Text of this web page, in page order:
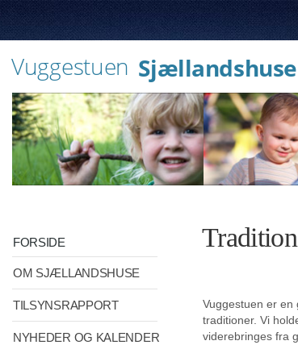
Vuggestuen Sjællandshuse
FORSIDE
OM SJÆLLANDSHUSE
TILSYNSRAPPORT
NYHEDER OG KALENDER
Vuggestuen er en
traditioner. Vi
viderebringes fra